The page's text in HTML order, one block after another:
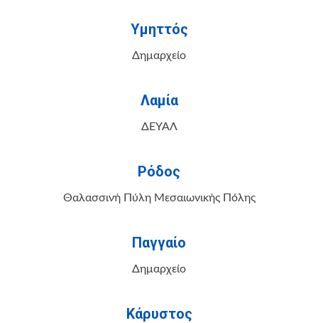
Υμηττός
Δημαρχείο
Λαμία
ΔΕΥΑΛ
Ρόδος
Θαλασσινή Πύλη Μεσαιωνικής Πόλης
Παγγαίο
Δημαρχείο
Κάρυστος